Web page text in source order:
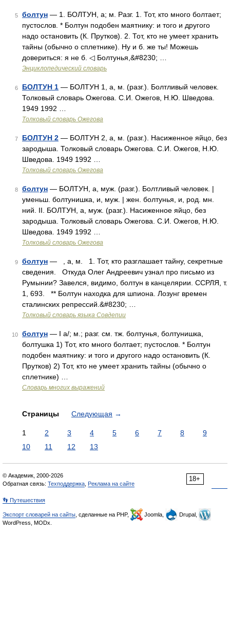
5 болтун — 1. БОЛТУН, а; м. Разг. 1. Тот, кто много болтает;
пустослов. * Болтун подобен маятнику: и того и другого
надо остановить (К. Прутков). 2. Тот, кто не умеет хранить
тайны (обычно о сплетнике). Ну и б. же ты! Можешь
довериться: я не б. ◁ Болтунья,&#8230; …
Энциклопедический словарь
6 БОЛТУН 1 — БОЛТУН 1, а, м. (разг.). Болтливый человек.
Толковый словарь Ожегова. С.И. Ожегов, Н.Ю. Шведова.
1949 1992 …
Толковый словарь Ожегова
7 БОЛТУН 2 — БОЛТУН 2, а, м. (разг.). Насиженное яйцо, без
зародыша. Толковый словарь Ожегова. С.И. Ожегов, Н.Ю.
Шведова. 1949 1992 …
Толковый словарь Ожегова
8 болтун — БОЛТУН, а, муж. (разг.). Болтливый человек. |
уменьш. болтунишка, и, муж. | жен. болтунья, и, род. мн.
ний. II. БОЛТУН, а, муж. (разг.). Насиженное яйцо, без
зародыша. Толковый словарь Ожегова. С.И. Ожегов, Н.Ю.
Шведова. 1949 1992 …
Толковый словарь Ожегова
9 болтун — , а, м. 1. Тот, кто разглашает тайну, секретные
сведения. Откуда Олег Андреевич узнал про письмо из
Румынии? Завелся, видимо, болтун в канцелярии. ССРЛЯ, т.
1, 693. ** Болтун находка для шпиона. Лозунг времен
сталинских репрессий.&#8230; …
Толковый словарь языка Совдепии
10 болтун — I а/; м.; разг. см. тж. болтунья, болтунишка,
болтушка 1) Тот, кто много болтает; пустослов. * Болтун
подобен маятнику: и того и другого надо остановить (К.
Прутков) 2) Тот, кто не умеет хранить тайны (обычно о
сплетнике) …
Словарь многих выражений
Страницы Следующая →
1 2 3 4 5 6 7 8
9
10
11 12 13
18+
© Академик, 2000-2026
Обратная связь: Техподдержка Реклама на сайте
👣 Путешествия
Экспорт словарей на сайты , сделанные на PHP, Joomla,
Drupal,
WordPress, MODx.